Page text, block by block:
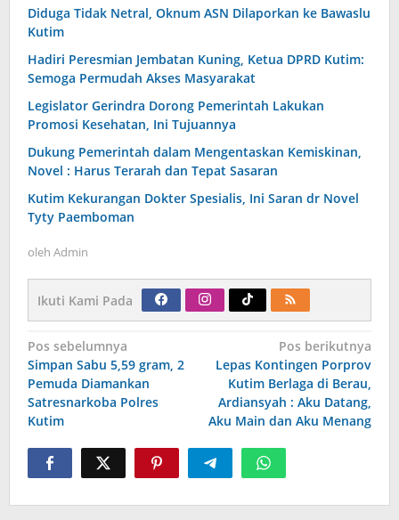
Diduga Tidak Netral, Oknum ASN Dilaporkan ke Bawaslu
Kutim
Hadiri Peresmian Jembatan Kuning, Ketua DPRD Kutim:
Semoga Permudah Akses Masyarakat
Legislator Gerindra Dorong Pemerintah Lakukan
Promosi Kesehatan, Ini Tujuannya
Dukung Pemerintah dalam Mengentaskan Kemiskinan,
Novel : Harus Terarah dan Tepat Sasaran
Kutim Kekurangan Dokter Spesialis, Ini Saran dr Novel
Tyty Paemboman
oleh Admin
Ikuti Kami Pada
Navigasi
pos
Pos sebelumnya
Simpan Sabu 5,59 gram, 2
Pemuda Diamankan
Satresnarkoba Polres
Kutim
Pos berikutnya
Lepas Kontingen Porprov
Kutim Berlaga di Berau,
Ardiansyah : Aku Datang,
Aku Main dan Aku Menang